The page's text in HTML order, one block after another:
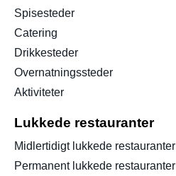
Spisesteder
Catering
Drikkesteder
Overnatningssteder
Aktiviteter
Lukkede restauranter
Midlertidigt lukkede restauranter
Permanent lukkede restauranter